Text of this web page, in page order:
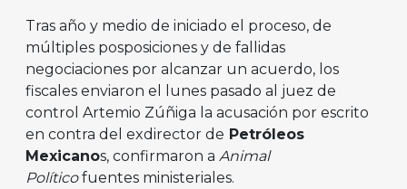
Tras año y medio de iniciado el proceso, de
múltiples posposiciones y de fallidas
negociaciones por alcanzar un acuerdo, los
fiscales enviaron el lunes pasado al juez de
control Artemio Zúñiga la acusación por escrito
en contra del exdirector de Petróleos
Mexicanos, confirmaron a Animal
Políticofuentes ministeriales.